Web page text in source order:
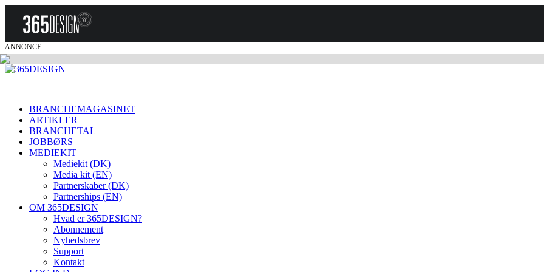
ANNONCE
BRANCHEMAGASINET
ARTIKLER
BRANCHETAL
JOBBØRS
MEDIEKIT
Mediekit (DK)
Media kit (EN)
Partnerskaber (DK)
Partnerships (EN)
OM 365DESIGN
Hvad er 365DESIGN?
Abonnement
Nyhedsbrev
Support
Kontakt